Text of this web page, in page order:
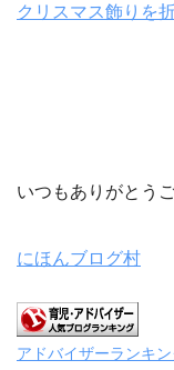
クリスマス飾りを
いつもありがとう
にほんブログ村
アドバイザーランキ